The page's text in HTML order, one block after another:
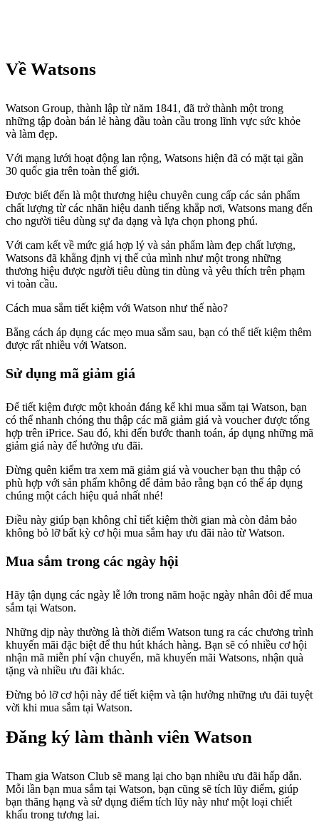
Về Watsons
Watson Group, thành lập từ năm 1841, đã trở thành một trong
những tập đoàn bán lẻ hàng đầu toàn cầu trong lĩnh vực sức khỏe
và làm đẹp.
Với mạng lưới hoạt động lan rộng, Watsons hiện đã có mặt tại gần
30 quốc gia trên toàn thế giới.
Được biết đến là một thương hiệu chuyên cung cấp các sản phẩm
chất lượng từ các nhãn hiệu danh tiếng khắp nơi, Watsons mang đến
cho người tiêu dùng sự đa dạng và lựa chọn phong phú.
Với cam kết về mức giá hợp lý và sản phẩm làm đẹp chất lượng,
Watsons đã khẳng định vị thế của mình như một trong những
thương hiệu được người tiêu dùng tin dùng và yêu thích trên phạm
vi toàn cầu.
Cách mua sắm tiết kiệm với Watson như thế nào?
Bằng cách áp dụng các mẹo mua sắm sau, bạn có thể tiết kiệm thêm
được rất nhiều với Watson.
Sử dụng mã giảm giá
Để tiết kiệm được một khoản đáng kể khi mua sắm tại Watson, bạn
có thể nhanh chóng thu thập các mã giảm giá và voucher được tổng
hợp trên iPrice. Sau đó, khi đến bước thanh toán, áp dụng những mã
giảm giá này để hưởng ưu đãi.
Đừng quên kiểm tra xem mã giảm giá và voucher bạn thu thập có
phù hợp với sản phẩm không để đảm bảo rằng bạn có thể áp dụng
chúng một cách hiệu quả nhất nhé!
Điều này giúp bạn không chỉ tiết kiệm thời gian mà còn đảm bảo
không bỏ lỡ bất kỳ cơ hội mua sắm hay ưu đãi nào từ Watson.
Mua sắm trong các ngày hội
Hãy tận dụng các ngày lễ lớn trong năm hoặc ngày nhân đôi để mua
sắm tại Watson.
Những dịp này thường là thời điểm Watson tung ra các chương trình
khuyến mãi đặc biệt để thu hút khách hàng. Bạn sẽ có nhiều cơ hội
nhận mã miễn phí vận chuyển, mã khuyến mãi Watsons, nhận quà
tặng và nhiều ưu đãi khác.
Đừng bỏ lỡ cơ hội này để tiết kiệm và tận hưởng những ưu đãi tuyệt
vời khi mua sắm tại Watson.
Đăng ký làm thành viên Watson
Tham gia Watson Club sẽ mang lại cho bạn nhiều ưu đãi hấp dẫn.
Mỗi lần bạn mua sắm tại Watson, bạn cũng sẽ tích lũy điểm, giúp
bạn thăng hạng và sử dụng điểm tích lũy này như một loại chiết
khấu trong tương lai.